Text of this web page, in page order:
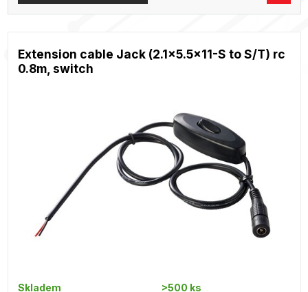
Extension cable Jack (2.1x5.5x11-S to S/T) rc
0.8m, switch
Skladem >500 ks